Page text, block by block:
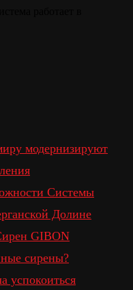
модернизируют
Системы
Долине
GIBON
сирены?
успокоиться